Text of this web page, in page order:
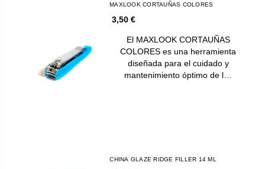
MAXLOOK CORTAUÑAS COLORES
3,50 €
El MAXLOOK CORTAUÑAS
COLORES es una herramienta
diseñada para el cuidado y
mantenimiento óptimo de l…
CHINA GLAZE RIDGE FILLER 14 ML